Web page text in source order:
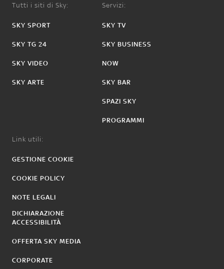
Tutti i siti di Sky:
SKY SPORT
SKY TG 24
SKY VIDEO
SKY ARTE
Servizi:
SKY TV
SKY BUSINESS
NOW
SKY BAR
SPAZI SKY
PROGRAMMI
Link utili:
GESTIONE COOKIE
COOKIE POLICY
NOTE LEGALI
DICHIARAZIONE
ACCESSIBILITÀ
OFFERTA SKY MEDIA
CORPORATE